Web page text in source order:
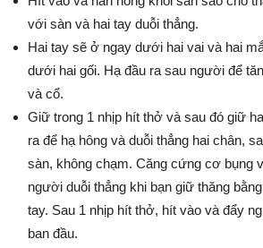
với sàn và hai tay duỗi thẳng.
Hai tay sẽ ở ngay dưới hai vai và hai
dưới hai gối. Hạ đầu ra sau người để
và cổ.
Giữ trong 1 nhịp hít thở và sau đó giữ
ra để hạ hông và duỗi thẳng hai chân,
sàn, không chạm. Căng cứng cơ bụng
người duỗi thẳng khi bạn giữ thăng
tay. Sau 1 nhịp hít thở, hít vào và đẩy
ban đầu.